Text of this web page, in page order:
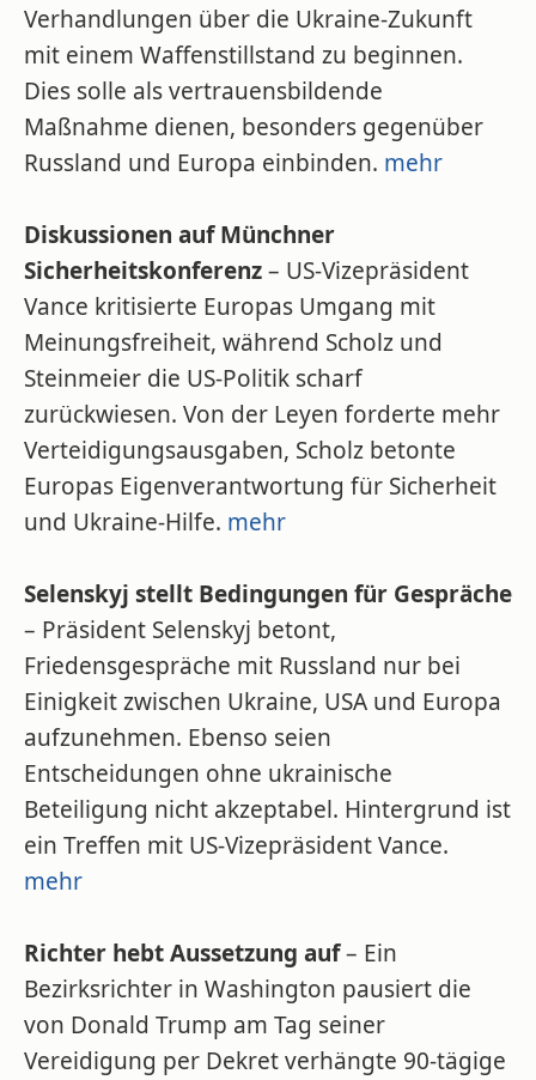
Verhandlungen über die Ukraine-Zukunft
mit einem Waffenstillstand zu beginnen.
Dies solle als vertrauensbildende
Maßnahme dienen, besonders gegenüber
Russland und Europa einbinden. mehr
Diskussionen auf Münchner
Sicherheitskonferenz– US-Vizepräsident
Vance kritisierte Europas Umgang mit
Meinungsfreiheit, während Scholz und
Steinmeier die US-Politik scharf
zurückwiesen. Von der Leyen forderte mehr
Verteidigungsausgaben, Scholz betonte
Europas Eigenverantwortung für Sicherheit
und Ukraine-Hilfe. mehr
Selenskyj stellt Bedingungen für Gespräche
– Präsident Selenskyj betont,
Friedensgespräche mit Russland nur bei
Einigkeit zwischen Ukraine, USA und Europa
aufzunehmen. Ebenso seien
Entscheidungen ohne ukrainische
Beteiligung nicht akzeptabel. Hintergrund ist
ein Treffen mit US-Vizepräsident Vance.
mehr
Richter hebt Aussetzung auf– Ein
Bezirksrichter in Washington pausiert die
von Donald Trump am Tag seiner
Vereidigung per Dekret verhängte 90-tägige